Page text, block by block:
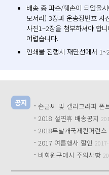
배송 중 파손/훼손이 되었을
모서리) 3장과 운송장번호 사
사진1~2장을 첨부하셔야 합
어렵습니다.
인쇄물 진행시 재단선에서
공지 · 손글씨 및 캘리그라피 폰
· 2018 설연휴 배송공지
· 2018두날개국제컨퍼런
· 2017 여름행사 할인
· 비회원구매시 주의사항